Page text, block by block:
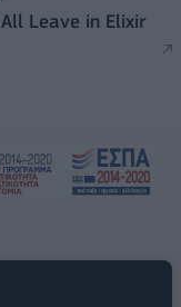
Leave in Elixir